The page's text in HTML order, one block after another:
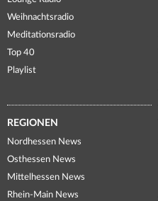
Weihnachtsradio
Meditationsradio
Top 40
Playlist
REGIONEN
Nordhessen News
Osthessen News
Mittelhessen News
Rhein-Main News